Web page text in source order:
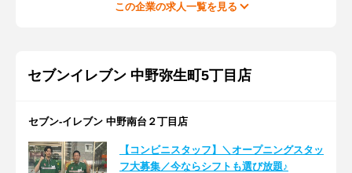
この企業の求人一覧を見る
セブンイレブン 中野弥生町5丁目店
セブン-イレブン 中野南台２丁目店
【コンビニスタッフ】＼オープニングスタッ
フ大募集／今ならシフトも選び放題♪